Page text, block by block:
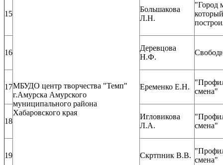
15
МБУДО центр творчества "Темп"
г.Амурска Амурского
муниципального района
Хабаровского края
Большакова
Л.Н.
"Город
который
16
Деревцова
Н.Ф.
17 Еременко Е.Н.
смена"
18
Игловикова
Л.А.
смена"
19 Скртпник В.В.
смена"